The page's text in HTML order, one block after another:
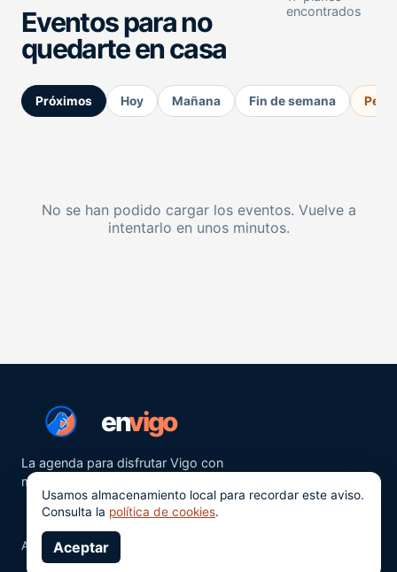
Eventos para no
quedarte en casa
encontrados
Próximos Hoy Mañana Fin de semana
No se han podido cargar los eventos. Vuelve a
intentarlo en unos minutos.
envigo
La agenda para disfrutar Vigo con
más ganas.
Aviso legalPrivacidad
Usamos almacenamiento local para recordar este aviso.
Consulta la política de cookies.
Aceptar